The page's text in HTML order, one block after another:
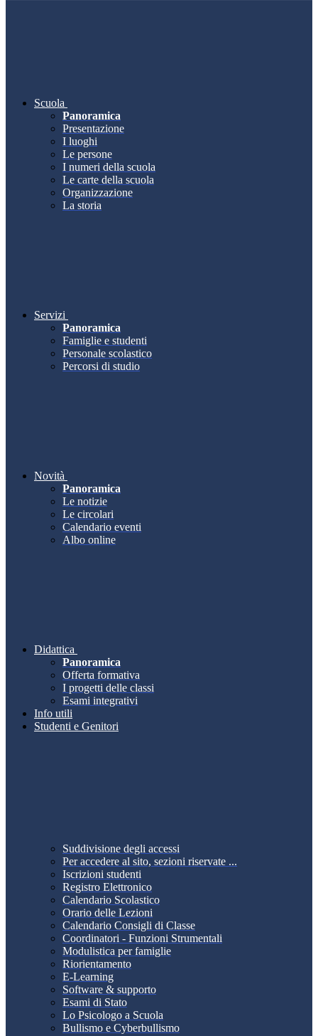
Scuola
Panoramica
Presentazione
I luoghi
Le persone
I numeri della scuola
Le carte della scuola
Organizzazione
La storia
Servizi
Panoramica
Famiglie e studenti
Personale scolastico
Percorsi di studio
Novità
Panoramica
Le notizie
Le circolari
Calendario eventi
Albo online
Didattica
Panoramica
Offerta formativa
I progetti delle classi
Esami integrativi
Info utili
Studenti e Genitori
Suddivisione degli accessi
Per accedere al sito, sezioni riservate ...
Iscrizioni studenti
Registro Elettronico
Calendario Scolastico
Orario delle Lezioni
Calendario Consigli di Classe
Coordinatori - Funzioni Strumentali
Modulistica per famiglie
Riorientamento
E-Learning
Software & supporto
Esami di Stato
Lo Psicologo a Scuola
Bullismo e Cyberbullismo